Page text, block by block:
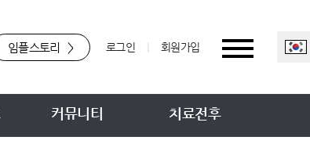
임플스토리 > 로그인 회원가입
커뮤니티 치료전후